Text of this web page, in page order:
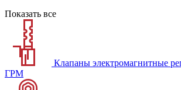
Показать все
Клапаны электромагнитные
ГРМ